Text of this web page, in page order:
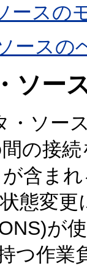
ースの
ースの
ソー
・ソー
の接
含ま
態変
が
つ作